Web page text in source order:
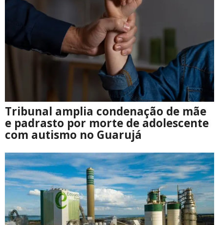
Tribunal amplia condenação de mãe
e padrasto por morte de adolescente
com autismo no Guarujá